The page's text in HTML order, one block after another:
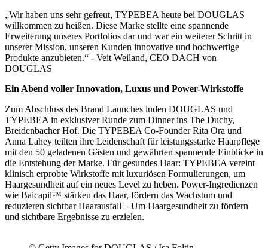
„Wir haben uns sehr gefreut, TYPEBEA heute bei DOUGLAS
willkommen zu heißen. Diese Marke stellte eine spannende
Erweiterung unseres Portfolios dar und war ein weiterer Schritt in
unserer Mission, unseren Kunden innovative und hochwertige
Produkte anzubieten.“ - Veit Weiland, CEO DACH von
DOUGLAS
Ein Abend voller Innovation, Luxus und Power-Wirkstoffe
Zum Abschluss des Brand Launches luden DOUGLAS und
TYPEBEA in exklusiver Runde zum Dinner ins The Duchy,
Breidenbacher Hof. Die TYPEBEA Co-Founder Rita Ora und
Anna Lahey teilten ihre Leidenschaft für leistungsstarke Haarpflege
mit den 50 geladenen Gästen und gewährten spannende Einblicke in
die Entstehung der Marke. Für gesundes Haar: TYPEBEA vereint
klinisch erprobte Wirkstoffe mit luxuriösen Formulierungen, um
Haargesundheit auf ein neues Level zu heben. Power-Ingredienzen
wie Baicapil™ stärken das Haar, fördern das Wachstum und
reduzieren sichtbar Haarausfall – Um Haargesundheit zu fördern
und sichtbare Ergebnisse zu erzielen.